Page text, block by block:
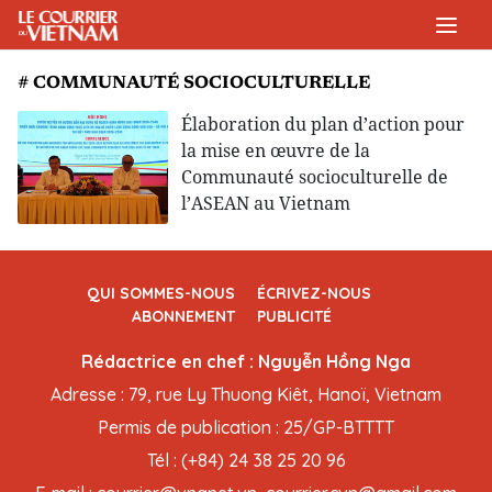
# COMMUNAUTÉ SOCIOCULTURELLE
Élaboration du plan d’action pour
la mise en œuvre de la
Communauté socioculturelle de
l’ASEAN au Vietnam
QUI SOMMES-NOUS
ÉCRIVEZ-NOUS
ABONNEMENT
PUBLICITÉ
Rédactrice en chef : Nguyễn Hồng Nga
Adresse : 79, rue Ly Thuong Kiêt, Hanoï, Vietnam
Permis de publication : 25/GP-BTTTT
Tél : (+84) 24 38 25 20 96